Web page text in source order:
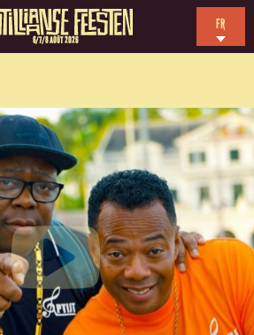
6/7/8 AOÛT 2026
FR
ES